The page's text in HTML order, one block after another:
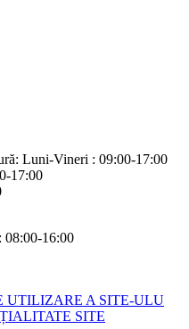
Luni-Vineri : 09:00-17:00
17:00
16:00
UTILIZARE A SITE-ULU
SITE